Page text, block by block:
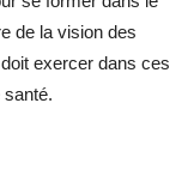
de la vision des
exercer dans ces
santé.